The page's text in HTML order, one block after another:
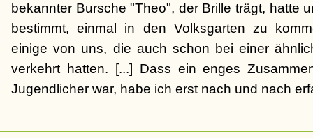
bekannter Bursche "Theo", der Brille trägt, hatte
bestimmt, einmal in den Volksgarten zu
einige von uns, die auch schon bei einer
verkehrt hatten. [...] Dass ein enges
Jugendlicher war, habe ich erst nach und nach